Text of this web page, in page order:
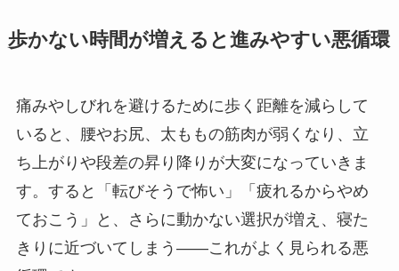
歩かない時間が増えると進みやすい悪循環
痛みやしびれを避けるために歩く距離を減らして
いると、腰やお尻、太ももの筋肉が弱くなり、立
ち上がりや段差の昇り降りが大変になっていきま
す。すると「転びそうで怖い」「疲れるからやめ
ておこう」と、さらに動かない選択が増え、寝た
きりに近づいてしまう――これがよく見られる悪